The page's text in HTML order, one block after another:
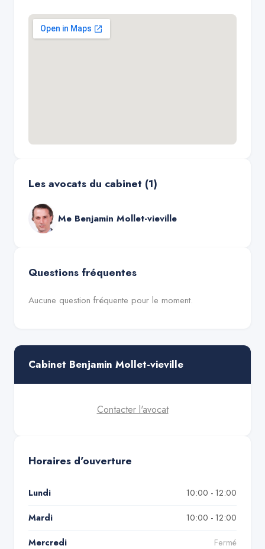
Les avocats du cabinet (1)
Me Benjamin Mollet-vieville
Questions fréquentes
Aucune question fréquente pour le moment.
Cabinet Benjamin Mollet-vieville
Contacter l'avocat
Horaires d'ouverture
Lundi 10:00 - 12:00
Mardi 10:00 - 12:00
Mercredi Fermé